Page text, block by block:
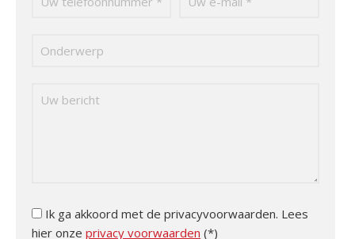
Ik ga akkoord met de privacyvoorwaarden. Lees
hier onze privacy voorwaarden (*)